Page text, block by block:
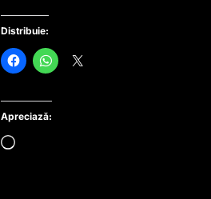
Distribuie:
Apreciază:
Încarc...